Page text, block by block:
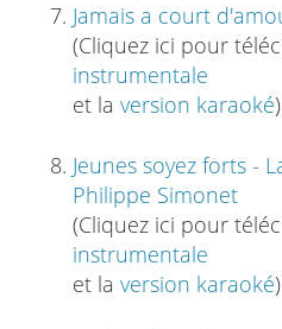
Jamais a court
(Cliquez ici pour
instrumentale
et la version karaoké)
Jeunes soyez forts -
Philippe Simonet
(Cliquez ici pour
instrumentale
et la version karaoké)